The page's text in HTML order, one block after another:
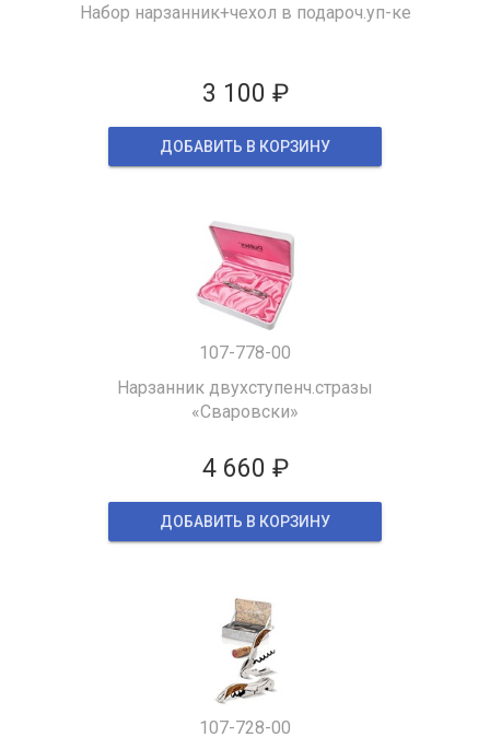
Набор нарзанник+чехол в подароч.уп-ке
3 100 ₽
ДОБАВИТЬ В КОРЗИНУ
107-778-00
Нарзанник двухступенч.стразы
«Сваровски»
4 660 ₽
ДОБАВИТЬ В КОРЗИНУ
107-728-00